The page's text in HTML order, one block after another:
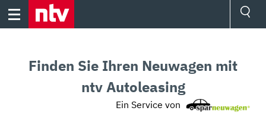
Skip
Finden Sie Ihren Neuwagen mit
ntv Autoleasing
Ein Service von